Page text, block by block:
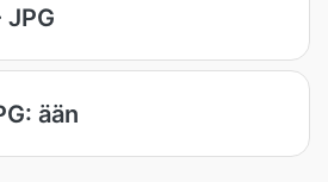
JPG
ään